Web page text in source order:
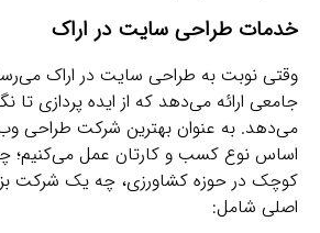
خدمات طراحی سایت در اراک
وقتی نوبت به طراحی سایت در اراک
جامعی ارائه می‌دهد که از ایده‌ پردازی تا
می‌دهد. به عنوان بهترین شرکت طراحی
اساس نوع کسب و کارتان عمل می‌کنیم؛
کوچک در حوزه کشاورزی، چه یک شرکت
اصلی شامل: